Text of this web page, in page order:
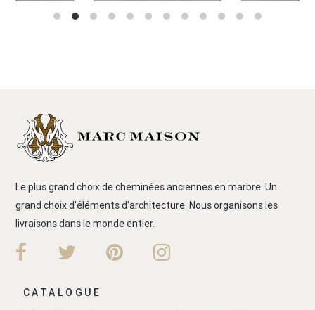
Le plus grand choix de cheminées anciennes en marbre. Un
grand choix d'éléments d'architecture. Nous organisons les
livraisons dans le monde entier.
CATALOGUE